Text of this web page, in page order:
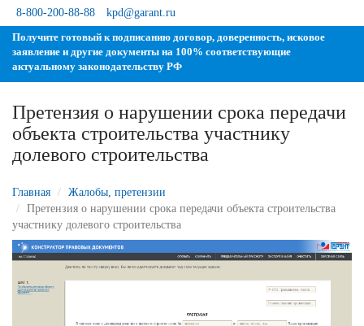
8-800-200-88-88
kpd@garant.ru
Получите готовый к подписанию договор, доверенность, исковое
заявление и другие документы на 100% соответствующие
актуальному законодательству РФ
Претензия о нарушении срока передачи
объекта строительства участнику
долевого строительства
Главная
Жалобы, претензии
Претензия о нарушении срока передачи объекта строительства
участнику долевого строительства